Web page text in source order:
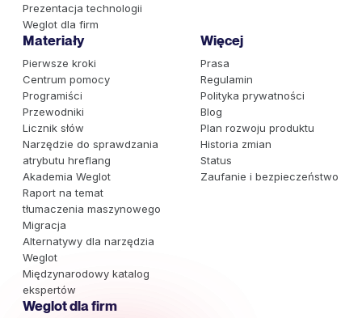
Prezentacja technologii
Weglot dla firm
Materiały
Pierwsze kroki
Centrum pomocy
Programiści
Przewodniki
Licznik słów
Narzędzie do sprawdzania
atrybutu hreflang
Akademia Weglot
Raport na temat
tłumaczenia maszynowego
Migracja
Alternatywy dla narzędzia
Weglot
Międzynarodowy katalog
ekspertów
Więcej
Prasa
Regulamin
Polityka prywatności
Blog
Plan rozwoju produktu
Historia zmian
Status
Zaufanie i bezpieczeństwo
Weglot dla firm